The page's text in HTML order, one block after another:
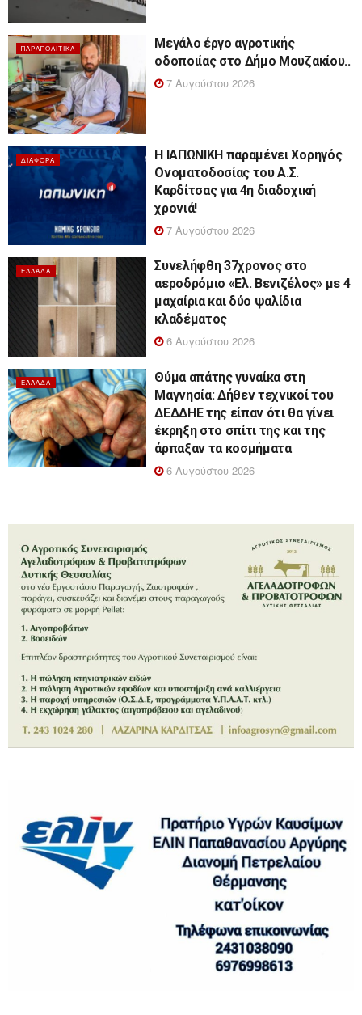
ΠΑΡΑΠΟΛΙΤΙΚΆ
Μεγάλο έργο αγροτικής
οδοποιίας στο Δήμο Μουζακίου..
7 Αυγούστου 2026
ΔΙΆΦΟΡΑ
Η ΙΑΠΩΝΙΚΗ παραμένει Χορηγός
Ονοματοδοσίας του Α.Σ.
Καρδίτσας για 4η διαδοχική
χρονιά!
7 Αυγούστου 2026
ΕΛΛΆΔΑ
Συνελήφθη 37χρονος στο
αεροδρόμιο «Ελ. Βενιζέλος» με 4
μαχαίρια και δύο ψαλίδια
κλαδέματος
6 Αυγούστου 2026
ΕΛΛΆΔΑ
Θύμα απάτης γυναίκα στη
Μαγνησία: Δήθεν τεχνικοί του
ΔΕΔΔΗΕ της είπαν ότι θα γίνει
έκρηξη στο σπίτι της και της
άρπαξαν τα κοσμήματα
6 Αυγούστου 2026